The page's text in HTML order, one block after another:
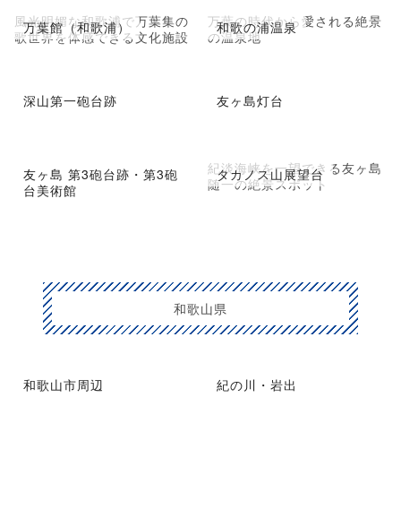
万葉館（和歌浦）
風光明媚な和歌浦で万葉集の
歌世界を体感できる文化施設
和歌の浦温泉
万葉の時代から愛される絶景
の温泉地
深山第一砲台跡 友ヶ島灯台
友ヶ島 第3砲台跡・第3砲
台美術館
タカノス山展望台
紀淡海峡を一望できる友ヶ島
随一の絶景スポット
和歌山県
和歌山市周辺 紀の川・岩出